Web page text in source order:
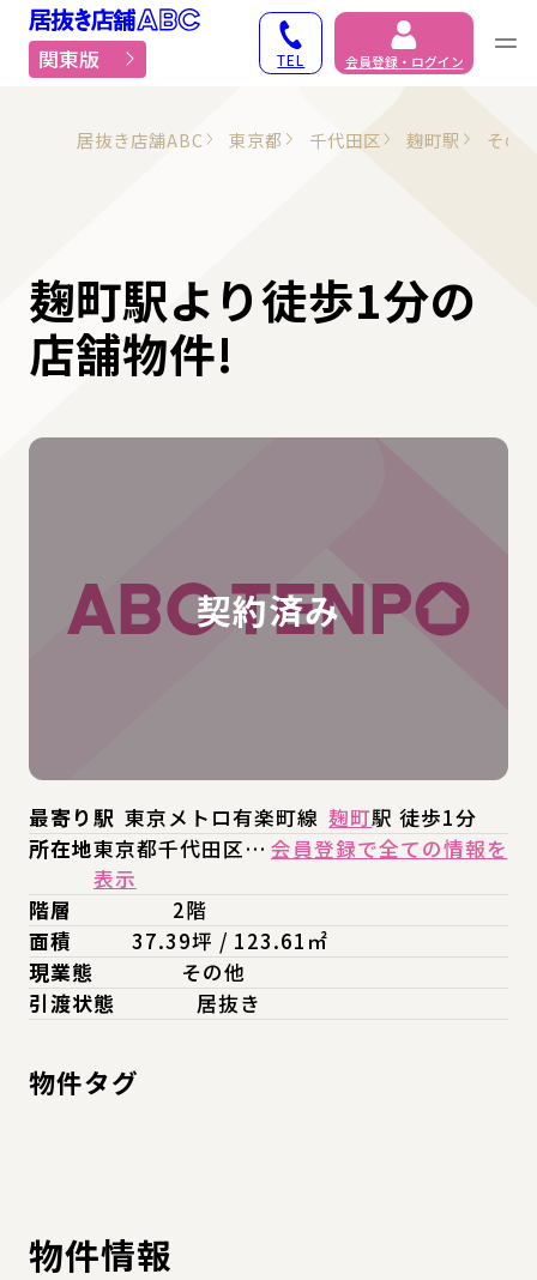
居抜き物件・貸店舗で
関東版 TEL 会員登録・ログイン
居抜き店舗ABC 東京都 千代田区 麹町駅 その
麹町駅より徒歩1分の
店舗物件!
最寄り駅 東京メトロ有楽町線 麹町駅 徒歩1分
所在地東京都千代田区… 会員登録で全ての情報を
表示
階層
2階
面積
37.39坪 / 123.61㎡
現業態
その他
引渡状態
居抜き
物件タグ
物件情報